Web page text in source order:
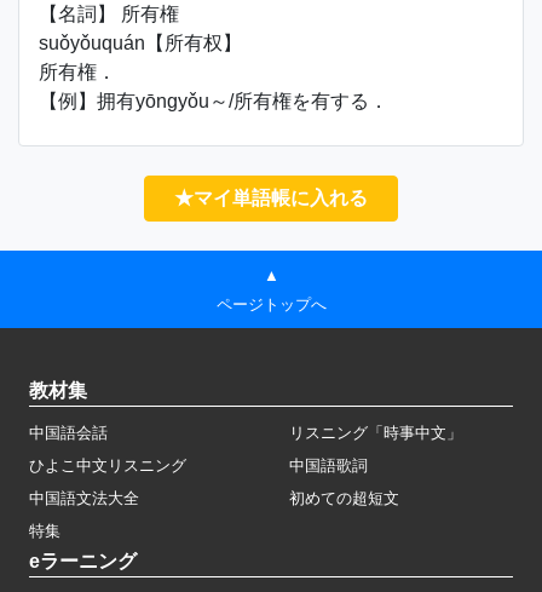
【名詞】 所有権
suǒyǒuquán【所有权】
所有権．
【例】拥有yōngyǒu～/所有権を有する．
★マイ単語帳に入れる
▲
ページトップへ
教材集
中国語会話
リスニング「時事中文」
ひよこ中文リスニング
中国語歌詞
中国語文法大全
初めての超短文
特集
eラーニング